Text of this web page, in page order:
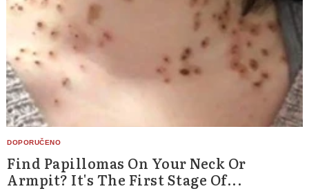
Find Papillomas On Your Neck Or
Armpit? It's The First Stage Of...